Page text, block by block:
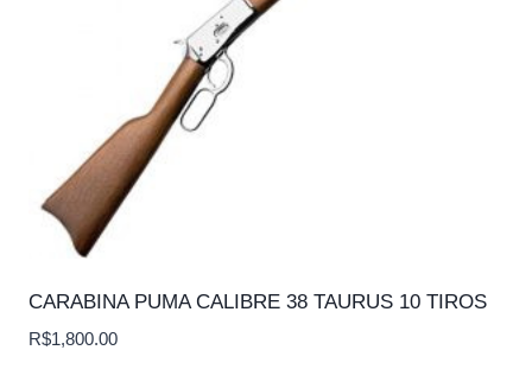
CARABINA PUMA CALIBRE 38 TAURUS 10 TIROS
R$1,800.00